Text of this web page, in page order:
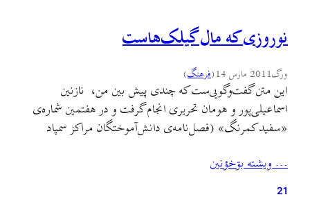
نوروزی که مال گیلک‌هاست
ورگ2011 مارس 14 (فرهنگ)
این متن گفت‌وگویی‌ست که چندی پیش بین من، نازنین
اسماعیلی‌‌پور و هومان تحریری انجام گرفت و در هفتمین شماره‌ی
«سفید کمرنگ» (فصل‌نامه‌ی دانش‌آموختگان مراکز سمپاد
این متن متعلق به تحریریه‌ سفید کمرنگ است، نه ورگ.
نوروزبل چه مراسمی است و پیشینه و نقش…
… ويشته بۊخؤنين
21